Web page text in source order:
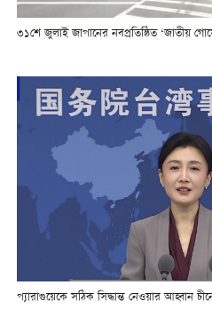
৩১শে জুলাই জাপানের নবপ্রতিষ্ঠিত ‘জাতীয়
প্যারাগুয়েকে সঠিক সিদ্ধান্ত নেওয়ার আহ্বান